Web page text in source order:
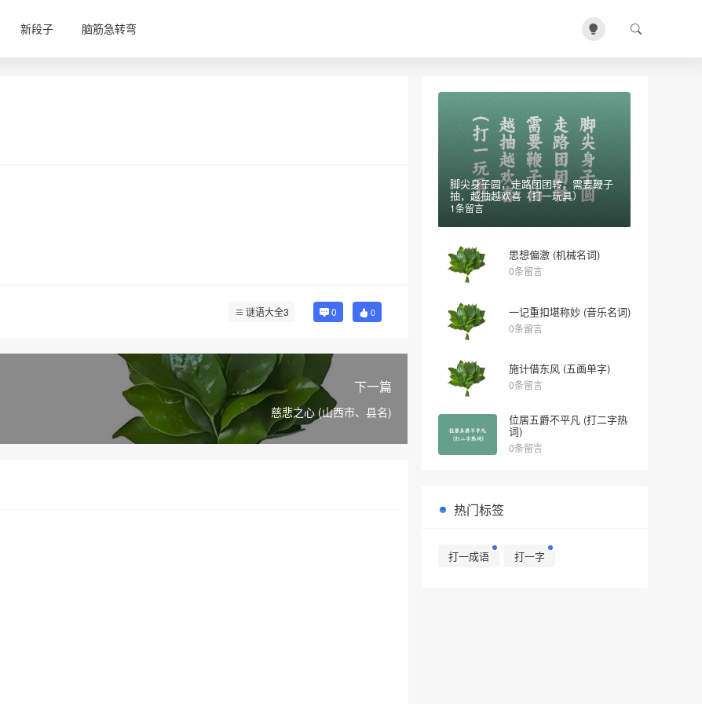
新段子 脑筋急转弯
谜语大全3 0 0
下一篇
慈悲之心 (山西市、县名)
脚尖身子圆，走路团团转，需要鞭子
抽，越抽越欢喜（打一玩具）
1条留言
思想偏激 (机械名词)
0条留言
一记重扣堪称妙 (音乐名词)
0条留言
施计借东风 (五画单字)
0条留言
位居五爵不平凡 (打二字热
词)
0条留言
热门标签
打一成语 打一字